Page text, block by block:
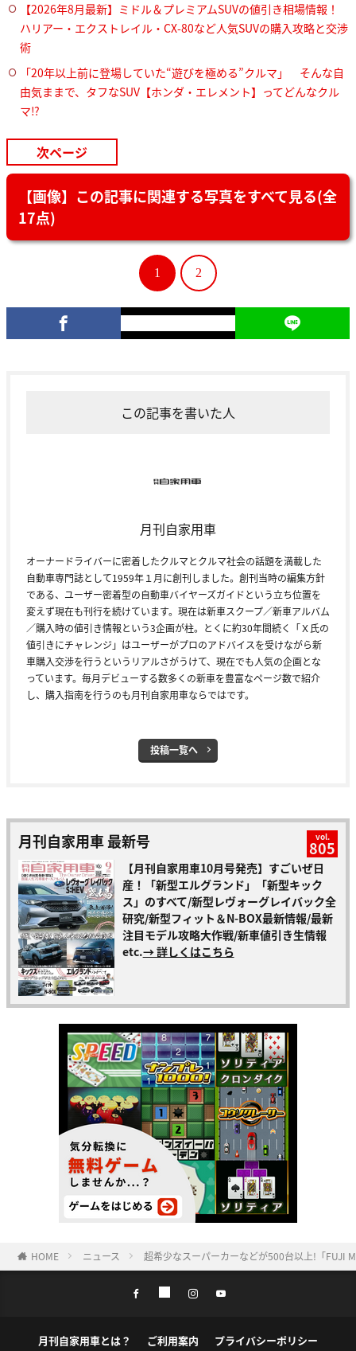
【2026年8月最新】ミドル＆プレミアムSUVの値引き相場情報！
ハリアー・エクストレイル・CX-80など人気SUVの購入攻略と交渉
術
「20年以上前に登場していた“遊びを極める”クルマ」 そんな自
由気ままで、タフなSUV【ホンダ・エレメント】ってどんなクル
マ⁉︎
次ページ
【画像】この記事に関連する写真をすべて見る(全
17点)
1 2
この記事を書いた人
月刊自家用車
オーナードライバーに密着したクルマとクルマ社会の話題を満載した
自動車専門誌として1959年１月に創刊しました。創刊当時の編集方針
である、ユーザー密着型の自動車バイヤーズガイドという立ち位置を
変えず現在も刊行を続けています。現在は新車スクープ／新車アルバム
／購入時の値引き情報という3企画が柱。とくに約30年間続く「Ｘ氏の
値引きにチャレンジ」はユーザーがプロのアドバイスを受けながら新
車購入交渉を行うというリアルさがうけて、現在でも人気の企画とな
っています。毎月デビューする数多くの新車を豊富なページ数で紹介
し、購入指南を行うのも月刊自家用車ならではです。
投稿一覧へ
月刊自家用車 最新号 vol.
805
【月刊自家用車10月号発売】すごいぜ日
産！「新型エルグランド」「新型キック
ス」のすべて/新型レヴォーグレイバック全
研究/新型フィット＆N-BOX最新情報/最新
注目モデル攻略大作戦/新車値引き生情報
etc.→ 詳しくはこちら
HOME ニュース 超希少なスーパーカーなどが500台以上!「FUJI
月刊自家用車とは？ ご利用案内
プライバシーポリシー